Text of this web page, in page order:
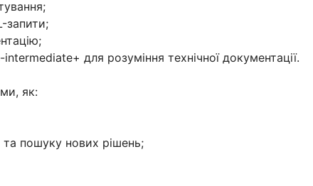
запити;
intermediate+ для розуміння технічної документації.
як:
та пошуку нових рішень;